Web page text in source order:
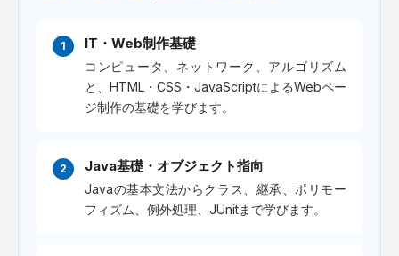
IT・Web制作基礎
コンピュータ、ネットワーク、アルゴリズム
と、HTML・CSS・JavaScriptによるWebペー
ジ制作の基礎を学びます。
Java基礎・オブジェクト指向
Javaの基本文法からクラス、継承、ポリモー
フィズム、例外処理、JUnitまで学びます。